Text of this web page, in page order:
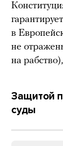
в
не
на
Защитой
суды